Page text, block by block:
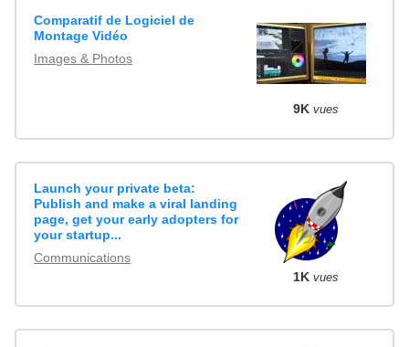
Comparatif de Logiciel de
Montage Vidéo
Images & Photos
9K vues
Launch your private beta:
Publish and make a viral landing
page, get your early adopters for
your startup...
Communications
1K vues